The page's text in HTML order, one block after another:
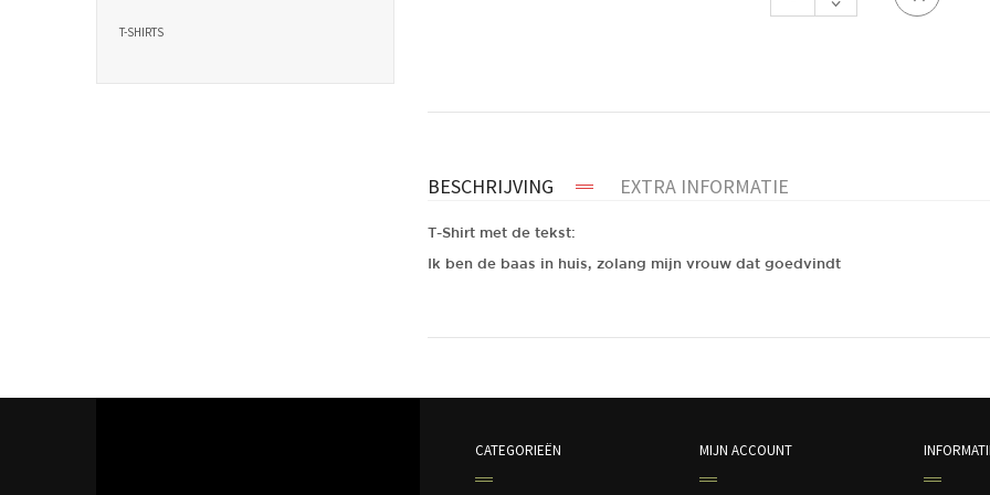
T-SHIRTS
de
mijn
goedvindt
aantal
BESCHRIJVING EXTRA INFORMATIE
T-Shirt met de tekst:
Ik ben de baas in huis, zolang mijn vrouw dat goedvindt
CATEGORIEËN MIJN ACCOUNT